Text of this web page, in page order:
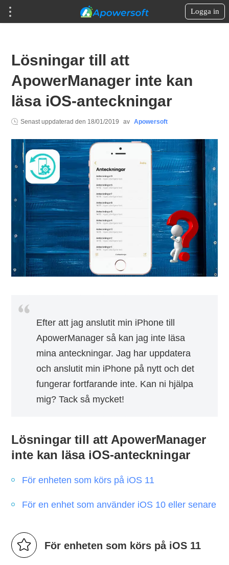
Logga in
Lösningar till att
ApowerManager inte kan
läsa iOS-anteckningar
Senast uppdaterad den 18/01/2019 av Apowersoft
Efter att jag anslutit min iPhone till
ApowerManager så kan jag inte läsa
mina anteckningar. Jag har uppdatera
och anslutit min iPhone på nytt och det
fungerar fortfarande inte. Kan ni hjälpa
mig? Tack så mycket!
Lösningar till att ApowerManager
inte kan läsa iOS-anteckningar
För enheten som körs på iOS 11
För en enhet som använder iOS 10 eller senare
För enheten som körs på iOS 11